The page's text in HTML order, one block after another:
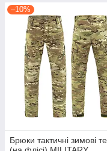
–10%
Брюки тактичні зимові